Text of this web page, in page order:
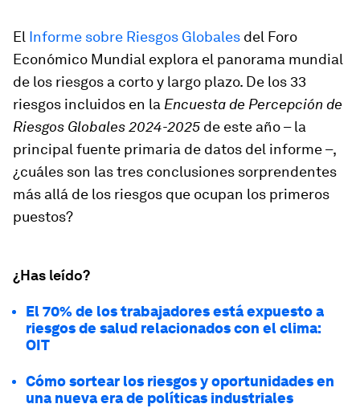
El Informe sobre Riesgos Globales del Foro
Económico Mundial explora el panorama mundial
de los riesgos a corto y largo plazo. De los 33
riesgos incluidos en la Encuesta de Percepción de
Riesgos Globales 2024-2025 de este año – la
principal fuente primaria de datos del informe –,
¿cuáles son las tres conclusiones sorprendentes
más allá de los riesgos que ocupan los primeros
puestos?
¿Has leído?
El 70% de los trabajadores está expuesto a
riesgos de salud relacionados con el clima:
OIT
Cómo sortear los riesgos y oportunidades en
una nueva era de políticas industriales